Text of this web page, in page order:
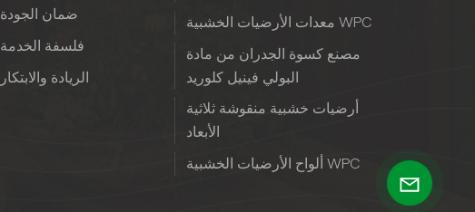
ضمان الجودة
فلسفة الخدمة
الريادة والابتكار
معدات الأرضيات الخشبية WPC
مصنع كسوة الجدران من مادة
البولي فينيل كلوريد
أرضيات خشبية منقوشة ثلاثية
الأبعاد
ألواح الأرضيات الخشبية WPC